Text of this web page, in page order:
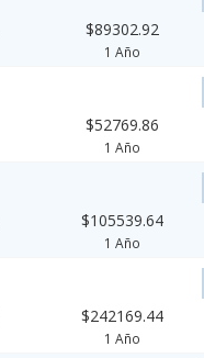
$89302.92
1 Año
$52769.86
1 Año
$105539.64
1 Año
$242169.44
1 Año